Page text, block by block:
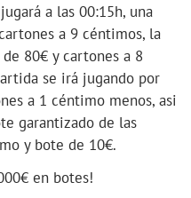
a las 00:15h, una
a 9 céntimos, la
80€ y cartones a 8
se irá jugando por
a 1 céntimo menos, asi
garantizado de las
y bote de 10€.
en botes!